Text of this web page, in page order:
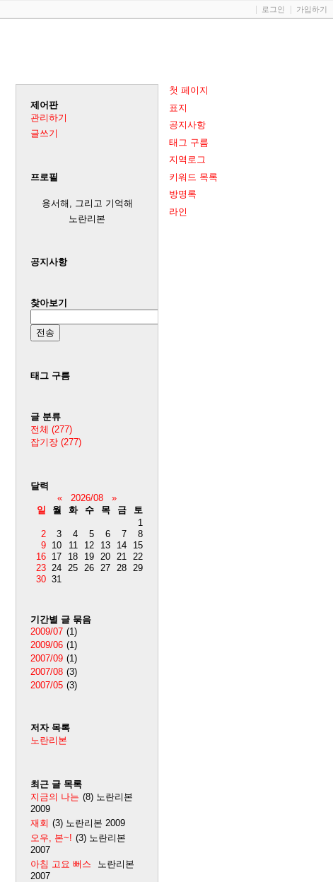
첫 페이지
표지
공지사항
태그 구름
지역로그
키워드 목록
방명록
라인
제어판
관리하기
글쓰기
프로필
용서해, 그리고 기억해
노란리본
공지사항
찾아보기
태그 구름
글 분류
전체 (277)
잡기장 (277)
달력
«
2026/08
»
일
월 화 수 목 금
토
1
2
3 4 5 6 7
8
9 10 11 12 13 14
15
16 17 18 19 20 21 22
23 24 25 26 27 28 29
30 31
기간별 글 묶음
2009/07 (1)
2009/06 (1)
2007/09 (1)
2007/08 (3)
2007/05 (3)
저자 목록
노란리본
최근 글 목록
지금의 나는 (8) 노란리본
2009
재회 (3) 노란리본 2009
오우, 본~! (3) 노란리본
2007
아침 고요 뻐스
노란리본
2007
로그인 가입하기